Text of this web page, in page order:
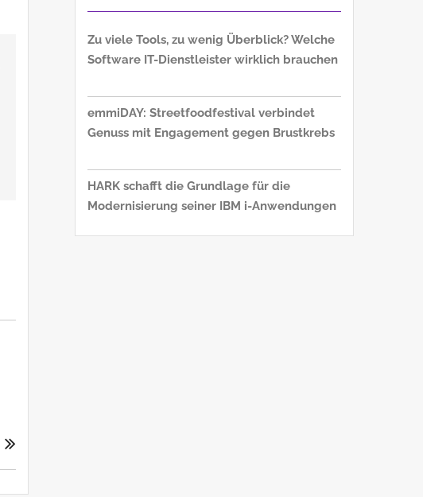
Zu viele Tools, zu wenig Überblick? Welche
Software IT-Dienstleister wirklich brauchen
emmiDAY: Streetfoodfestival verbindet
Genuss mit Engagement gegen Brustkrebs
HARK schafft die Grundlage für die
Modernisierung seiner IBM i-Anwendungen